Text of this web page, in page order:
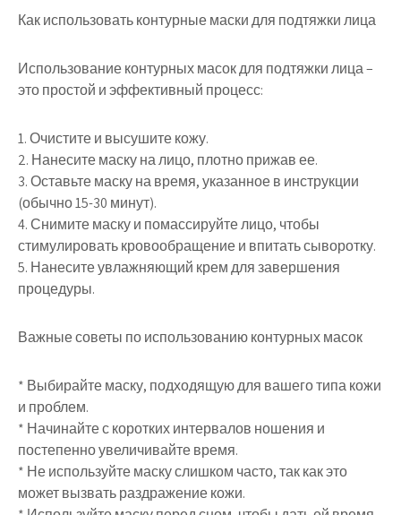
Как использовать контурные маски для подтяжки лица
Использование контурных масок для подтяжки лица –
это простой и эффективный процесс:
1. Очистите и высушите кожу.
2. Нанесите маску на лицо, плотно прижав ее.
3. Оставьте маску на время, указанное в инструкции
(обычно 15-30 минут).
4. Снимите маску и помассируйте лицо, чтобы
стимулировать кровообращение и впитать сыворотку.
5. Нанесите увлажняющий крем для завершения
процедуры.
Важные советы по использованию контурных масок
* Выбирайте маску, подходящую для вашего типа кожи
и проблем.
* Начинайте с коротких интервалов ношения и
постепенно увеличивайте время.
* Не используйте маску слишком часто, так как это
может вызвать раздражение кожи.